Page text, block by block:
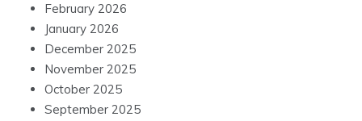
February 2026
January 2026
December 2025
November 2025
October 2025
September 2025